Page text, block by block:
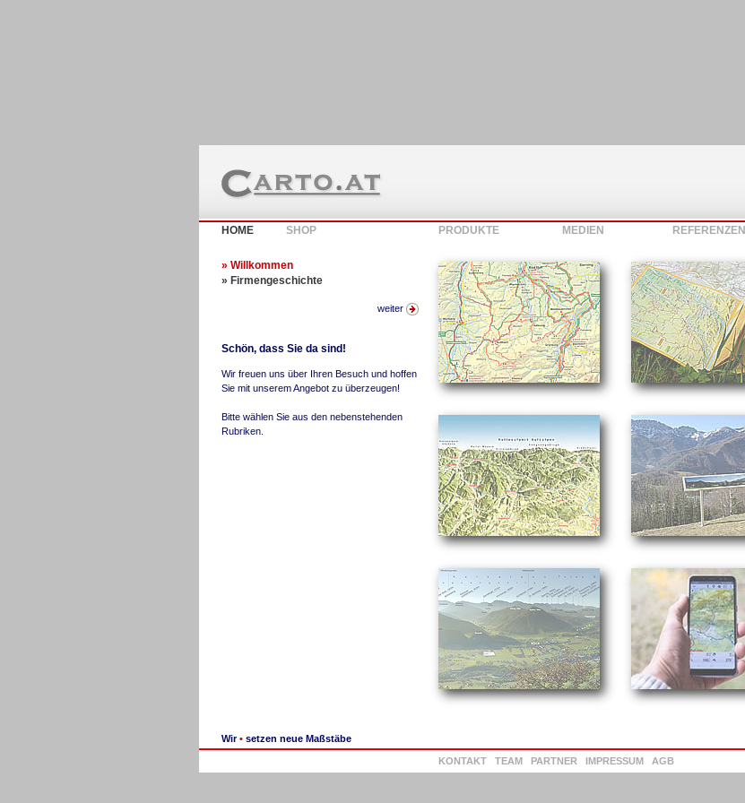
HOME SHOP PRODUKTE MEDIEN REFERENZEN
» Willkommen
» Firmengeschichte
weiter
Schön, dass Sie da sind!
Wir freuen uns über Ihren Besuch und hoffen
Sie mit unserem Angebot zu überzeugen!
Bitte wählen Sie aus den nebenstehenden
Rubriken.
Wir• setzen neue Maßstäbe
KONTAKT TEAM PARTNER IMPRESSUM AGB